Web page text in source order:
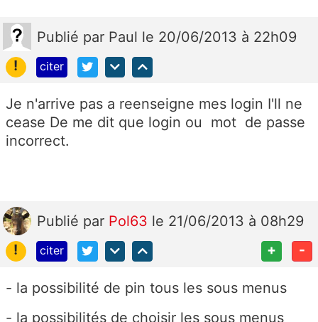
Publié par Paul le 20/06/2013 à 22h09
!
citer
Je n'arrive pas a reenseigne mes login I'll ne
cease De me dit que login ou mot de passe
incorrect.
Publié par Pol63 le 21/06/2013 à 08h29
!
citer + -
- la possibilité de pin tous les sous menus
- la possibilités de choisir les sous menus